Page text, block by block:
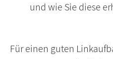
und wie Sie diese
Für einen guten